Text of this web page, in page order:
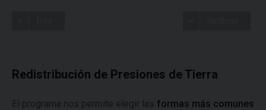
Redistribución de Presiones de Tierra
El programa nos permite elegir las formas más comunes